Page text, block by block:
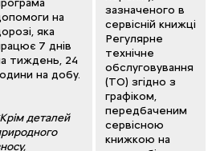
на
яка
7 днів
тиждень, 24
на добу.
деталей
зазначеного в
сервісній книжці
Регулярне
технічне
обслуговування
(ТО) згідно з
графіком,
передбаченим
сервісною
книжкою на